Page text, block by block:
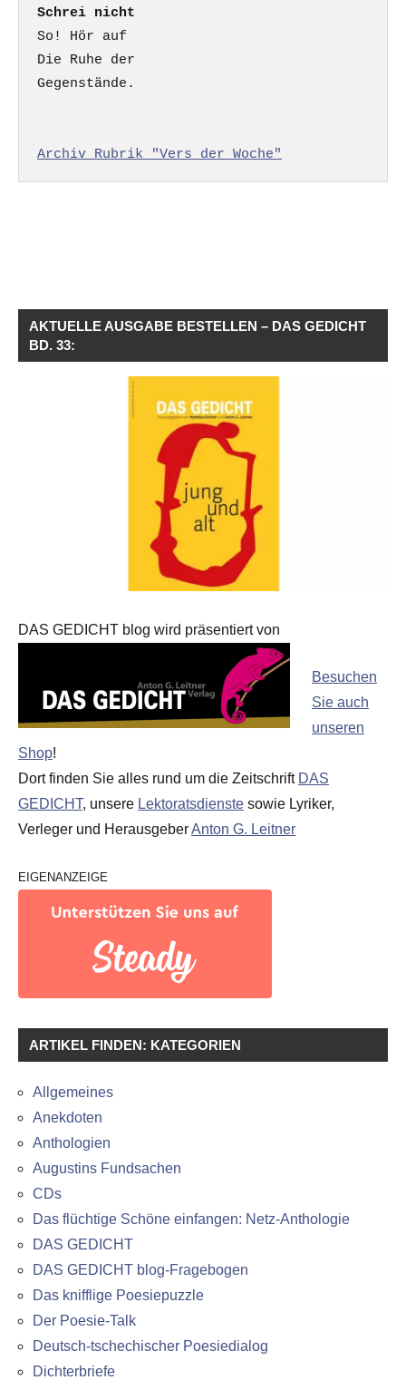
Schrei nicht
So! Hör auf
Die Ruhe der
Gegenstände.
Archiv Rubrik "Vers der Woche"
AKTUELLE AUSGABE BESTELLEN – DAS GEDICHT
BD. 33:
DAS GEDICHT blog wird präsentiert von
Besuchen
Sie auch
unseren
Shop!
Dort finden Sie alles rund um die Zeitschrift DAS
GEDICHT, unsere Lektoratsdienste sowie Lyriker,
Verleger und HerausgeberAnton G. Leitner
EIGENANZEIGE
ARTIKEL FINDEN: KATEGORIEN
Allgemeines
Anekdoten
Anthologien
Augustins Fundsachen
CDs
Das flüchtige Schöne einfangen: Netz-Anthologie
DAS GEDICHT
DAS GEDICHT blog-Fragebogen
Das knifflige Poesiepuzzle
Der Poesie-Talk
Deutsch-tschechischer Poesiedialog
Dichterbriefe